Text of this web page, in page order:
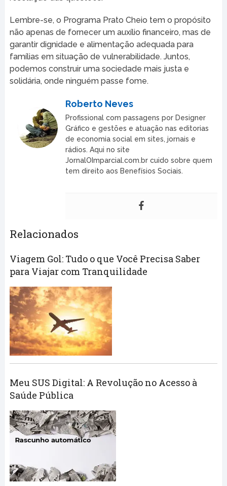
Lembre-se, o Programa Prato Cheio tem o propósito
não apenas de fornecer um auxílio financeiro, mas de
garantir dignidade e alimentação adequada para
famílias em situação de vulnerabilidade. Juntos,
podemos construir uma sociedade mais justa e
solidária, onde ninguém passe fome.
Roberto Neves
Profissional com passagens por Designer
Gráfico e gestões e atuação nas editorias
de economia social em sites, jornais e
rádios. Aqui no site
JornalOImparcial.com.br cuido sobre quem
tem direito aos Benefísios Sociais.
Relacionados
Viagem Gol: Tudo o que Você Precisa Saber
para Viajar com Tranquilidade
Meu SUS Digital: A Revolução no Acesso à
Saúde Pública